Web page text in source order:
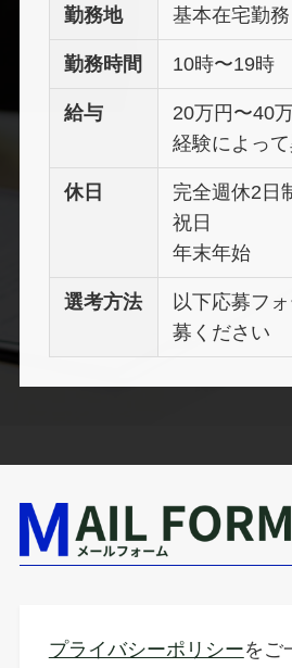
勤務地 基本在宅勤務
勤務時間 10時〜19時
給与
20万円〜40
経験によって
休日
完全週休2日
祝日
年末年始
選考方法
以下応募フ
募ください
プライバシーポリシーをご